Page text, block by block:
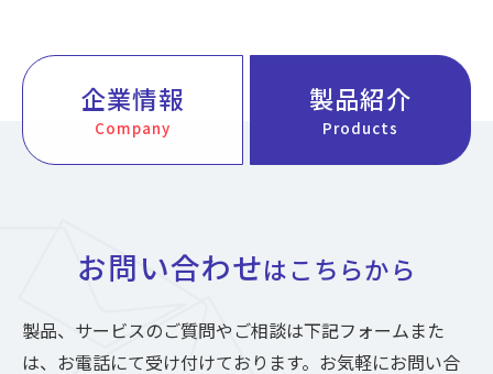
企業情報
Company
製品紹介
Products
お問い合わせはこちらから
製品、サービスのご質問やご相談は下記フォームまた
は、お電話にて受け付けております。お気軽にお問い合